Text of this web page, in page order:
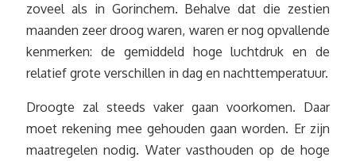
zoveel als in Gorinchem. Behalve dat die zestien
maanden zeer droog waren, waren er nog opvallende
kenmerken: de gemiddeld hoge luchtdruk en de
relatief grote verschillen in dag en nachttemperatuur.
Droogte zal steeds vaker gaan voorkomen. Daar
moet rekening mee gehouden gaan worden. Er zijn
maatregelen nodig. Water vasthouden op de hoge